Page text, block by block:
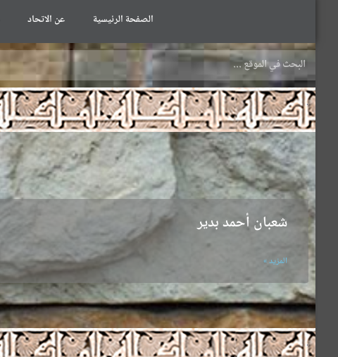
الصفحة الرئيسية عن الاتحاد
.
شعبان أحمد بدير
المزيد »
.